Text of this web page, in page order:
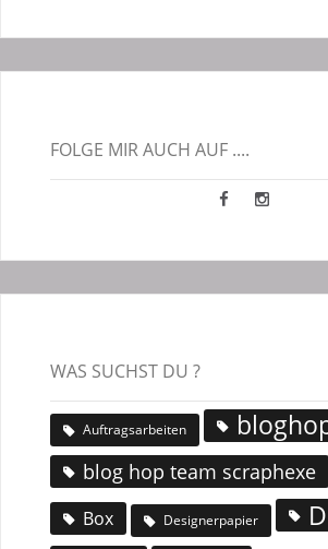
FOLGE MIR AUCH AUF ....
WAS SUCHST DU ?
Auftragsarbeiten
blog hop team scraphexe
Box Designerpapier